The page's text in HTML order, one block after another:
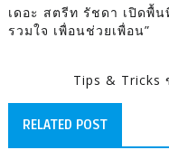
เดอะ สตรีท รัชดา เปิดพื้
รวมใจ เพื่อนช่วยเพื่อน”
Tips & Tricks
RELATED POST